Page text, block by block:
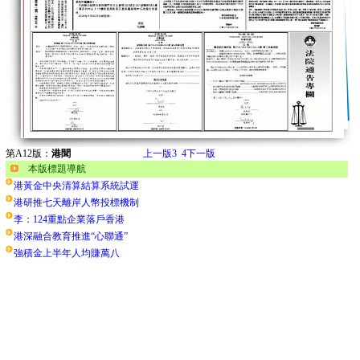
第A12版： 港聞 上一版3 4下一版
本版標題導航
港黃金中央清算結算系統試運
港研推七天離岸人幣投標機制
李：124重點企業落戶香港
港深融合教育推進“心聯通”
強積金上半年人均賺萬八